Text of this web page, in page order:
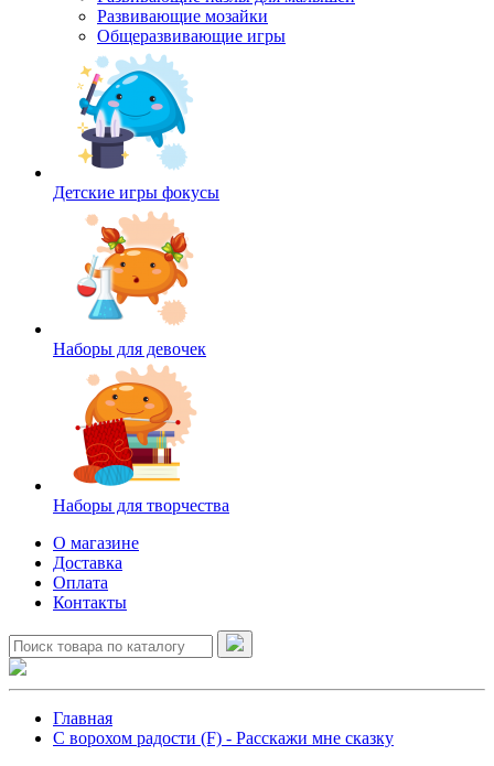
Развивающие мозайки
Общеразвивающие игры
Детские игры фокусы
Наборы для девочек
Наборы для творчества
О магазине
Доставка
Оплата
Контакты
Главная
С ворохом радости (F) - Расскажи мне сказку